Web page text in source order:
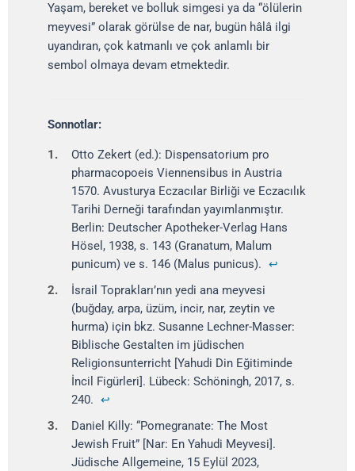
Yaşam, bereket ve bolluk simgesi ya da “ölülerin
meyvesi” olarak görülse de nar, bugün hâlâ ilgi
uyandıran, çok katmanlı ve çok anlamlı bir
sembol olmaya devam etmektedir.
Sonnotlar:
1.
Otto Zekert (ed.): Dispensatorium pro
pharmacopoeis Viennensibus in Austria
1570. Avusturya Eczacılar Birliği ve Eczacılık
Tarihi Derneği tarafından yayımlanmıştır.
Berlin: Deutscher Apotheker-Verlag Hans
Hösel, 1938, s. 143 (Granatum, Malum
punicum) ve s. 146 (Malus punicus).
↩
2.
İsrail Toprakları’nın yedi ana meyvesi
(buğday, arpa, üzüm, incir, nar, zeytin ve
hurma) için bkz. Susanne Lechner-Masser:
Biblische Gestalten im jüdischen
Religionsunterricht [Yahudi Din Eğitiminde
İncil Figürleri]. Lübeck: Schöningh, 2017, s.
240.
↩
3.
Daniel Killy: “Pomegranate: The Most
Jewish Fruit” [Nar: En Yahudi Meyvesi].
Jüdische Allgemeine, 15 Eylül 2023,